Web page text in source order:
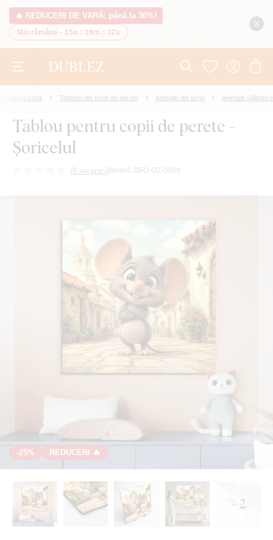
🔥 REDUCERI DE VARĂ: până la 30%!
Mai rămâne - 15o : 19m : 32s
casă Tablouri din lemn de perete Animale din lemn Animale sălbatice
Tablou pentru copii de perete -
Șoricelul
(0 recenzii) Model: DFO-OZ-0069
-25% REDUCERI 🔥
+ 2